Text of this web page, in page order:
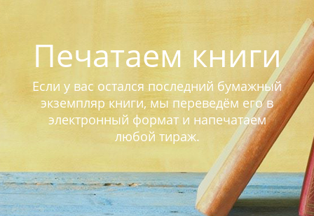
Печатаем книги
Если у вас остался последний бумажный
экземпляр книги, мы переведём его в
электронный формат и напечатаем
любой тираж.